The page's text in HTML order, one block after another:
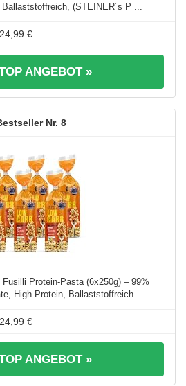
(STEINER´s P ...
24,99 €
ANGEBOT »
8
Fusilli Protein-Pasta (6x250g) – 99%
High Protein, Ballaststoffreich ...
24,99 €
ANGEBOT »